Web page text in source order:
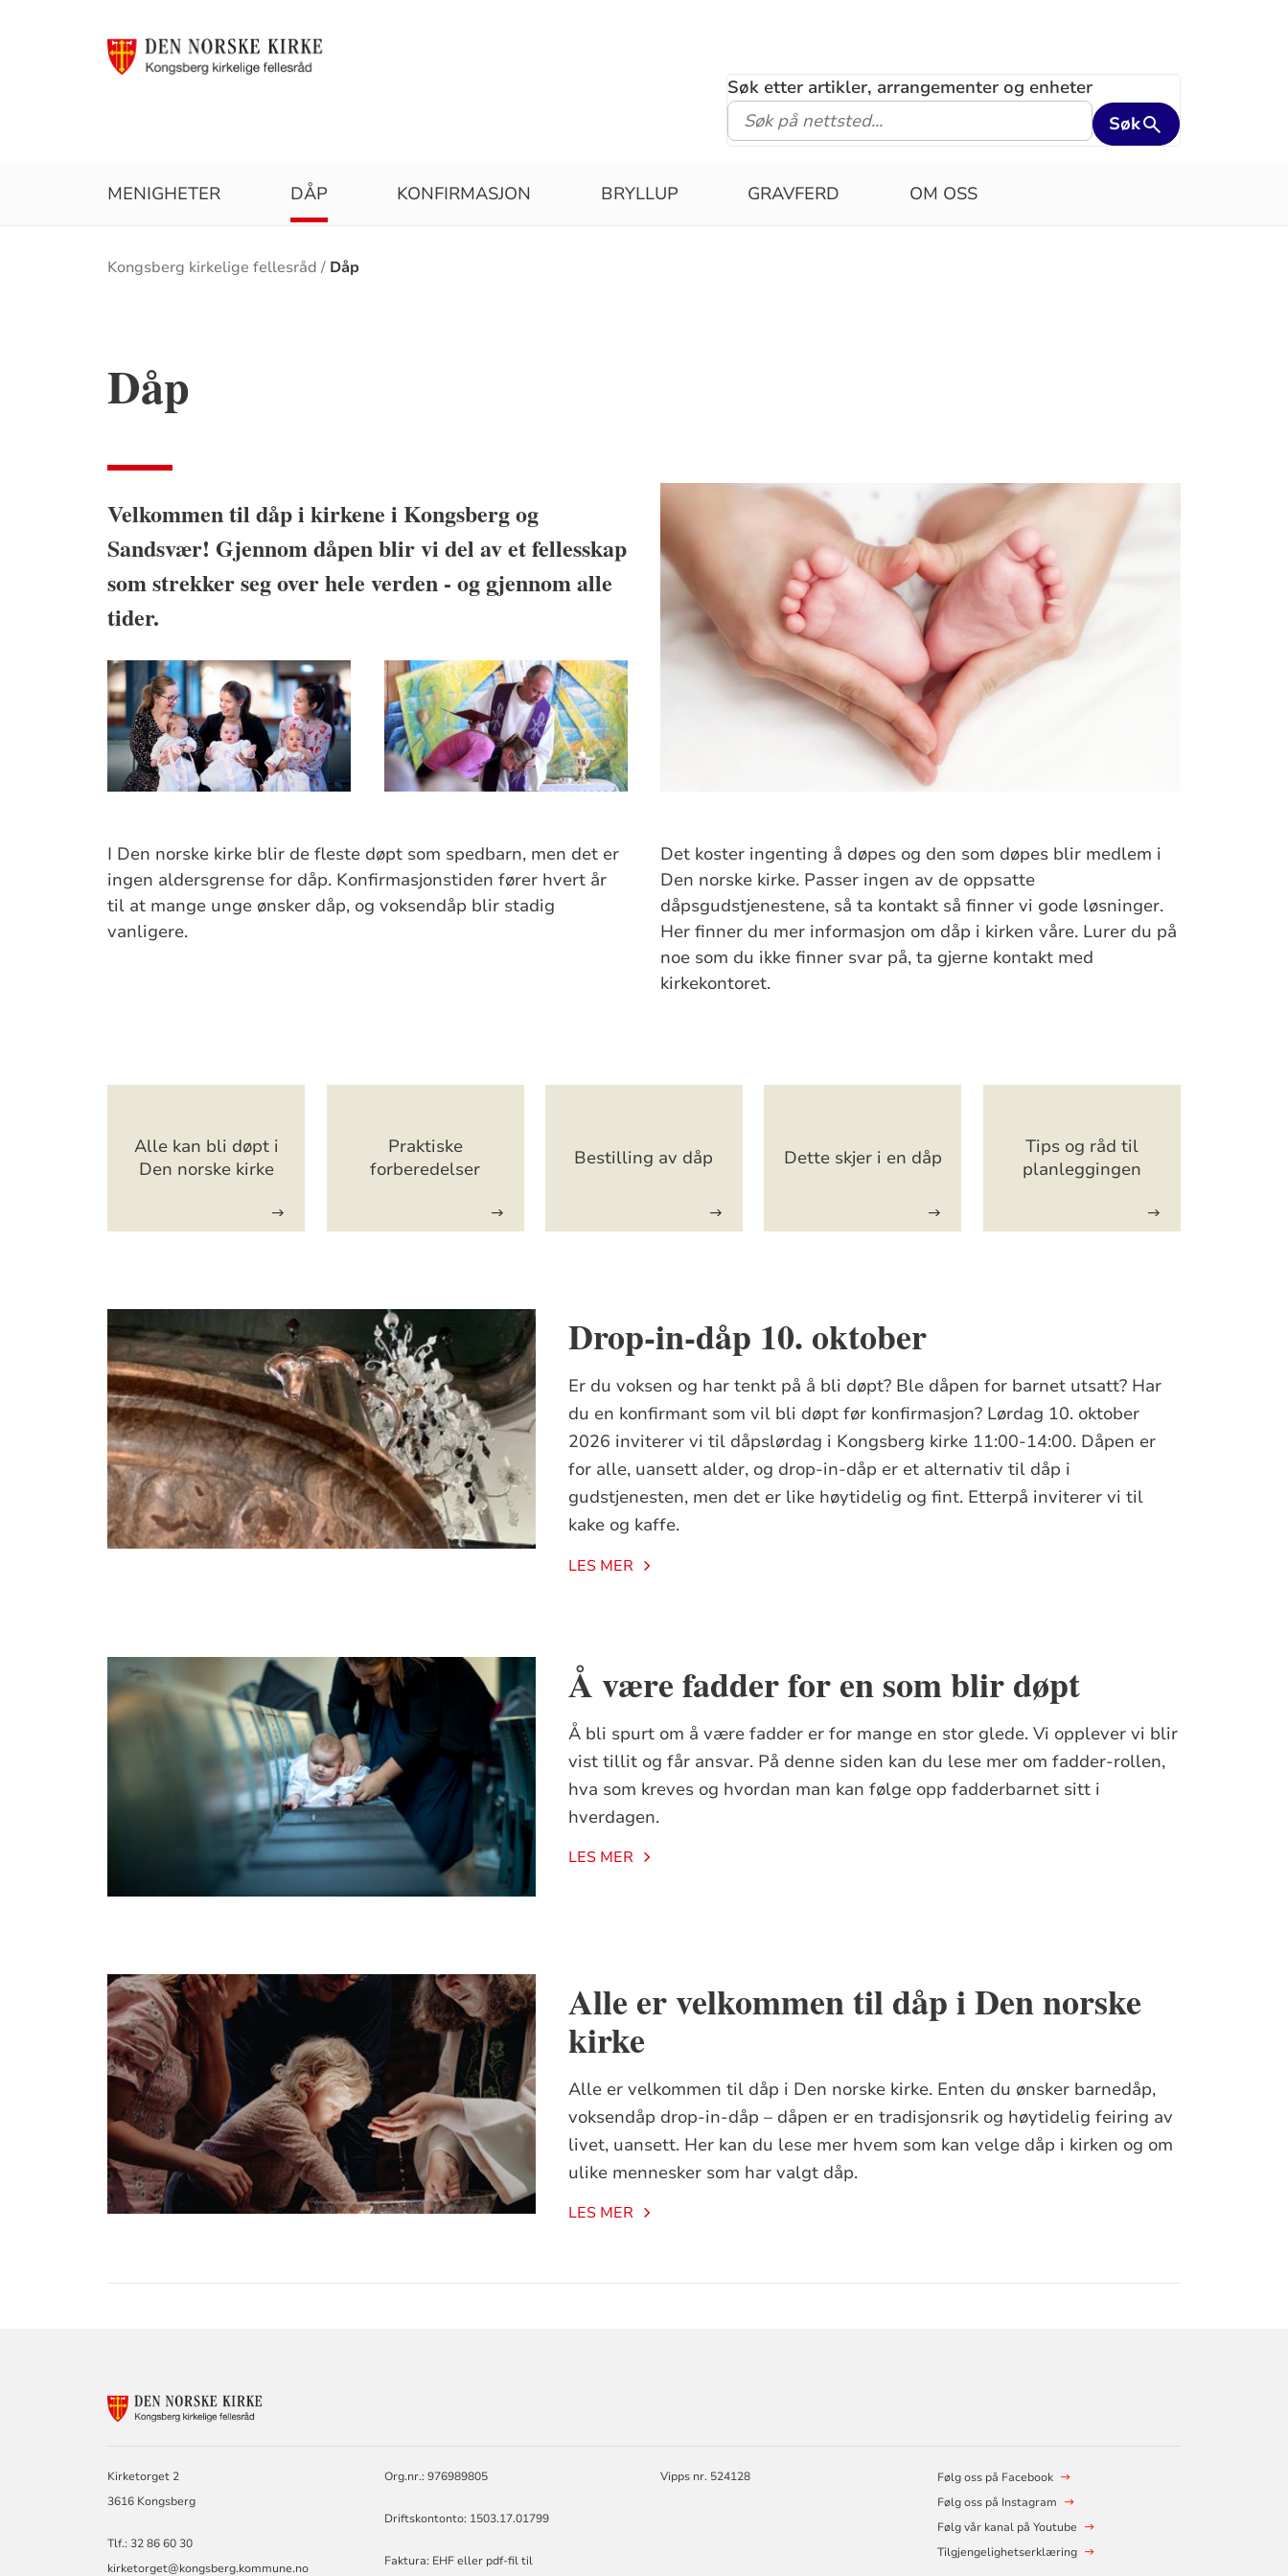
Søk etter artikler, arrangementer og enheter
Søk
MENIGHETER DÅP KONFIRMASJON BRYLLUP GRAVFERD OM OSS
Brødsmulesti
Kongsberg kirkelige fellesråd Dåp
Dåp
Velkommen til dåp i kirkene i Kongsberg og
Sandsvær! Gjennom dåpen blir vi del av et fellesskap
som strekker seg over hele verden - og gjennom alle
tider.
I Den norske kirke blir de fleste døpt som spedbarn, men det er
ingen aldersgrense for dåp. Konfirmasjonstiden fører hvert år
til at mange unge ønsker dåp, og voksendåp blir stadig
vanligere.
Det koster ingenting å døpes og den som døpes blir medlem i
Den norske kirke. Passer ingen av de oppsatte
dåpsgudstjenestene, så ta kontakt så finner vi gode løsninger.
Her finner du mer informasjon om dåp i kirken våre. Lurer du på
noe som du ikke finner svar på, ta gjerne kontakt med
kirkekontoret.
Alle kan bli døpt i
Den norske kirke
Praktiske
forberedelser
Bestilling av dåp Dette skjer i en dåp
Tips og råd til
planleggingen
Drop-in-dåp 10. oktober
Er du voksen og har tenkt på å bli døpt? Ble dåpen for barnet utsatt? Har
du en konfirmant som vil bli døpt før konfirmasjon? Lørdag 10. oktober
2026 inviterer vi til dåpslørdag i Kongsberg kirke 11:00-14:00. Dåpen er
for alle, uansett alder, og drop-in-dåp er et alternativ til dåp i
gudstjenesten, men det er like høytidelig og fint. Etterpå inviterer vi til
kake og kaffe.
LES MER
Å være fadder for en som blir døpt
Å bli spurt om å være fadder er for mange en stor glede. Vi opplever vi blir
vist tillit og får ansvar. På denne siden kan du lese mer om fadder-rollen,
hva som kreves og hvordan man kan følge opp fadderbarnet sitt i
hverdagen.
LES MER
Alle er velkommen til dåp i Den norske
kirke
Alle er velkommen til dåp i Den norske kirke. Enten du ønsker barnedåp,
voksendåp drop-in-dåp – dåpen er en tradisjonsrik og høytidelig feiring av
livet, uansett. Her kan du lese mer hvem som kan velge dåp i kirken og om
ulike mennesker som har valgt dåp.
LES MER
KONGSBERG
SANDSVÆR
Kirketorget 2
3616 Kongsberg
Tlf.: 32 86 60 30
kirketorget@kongsberg.kommune.no
Org.nr.: 976989805
Driftskontonto: 1503.17.01799
Faktura: EHF eller pdf-fil til
Vipps nr. 524128
Følg oss på Facebook
Følg oss på Instagram
Følg vår kanal på Youtube
Tilgjengelighetserklæring